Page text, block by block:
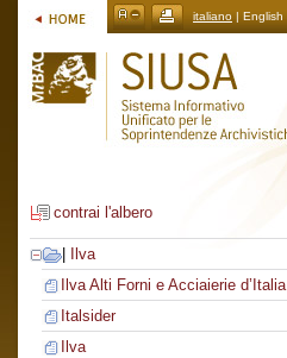
italiano | English
contrai l'albero
Ilva
Ilva Alti Forni e Acciaierie d’Italia
Italsider
Ilva